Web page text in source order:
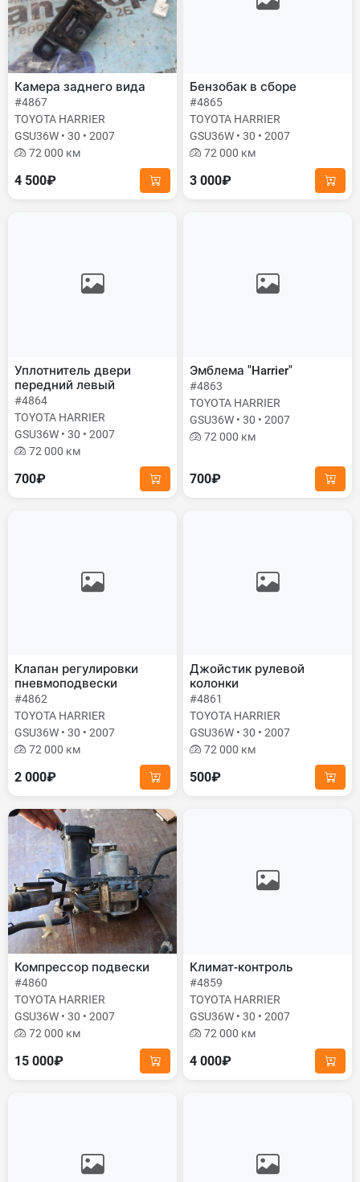
Камера заднего вида
#4867
TOYOTA HARRIER
GSU36W • 30 • 2007
72 000 км
4 500₽
Бензобак в сборе
#4865
TOYOTA HARRIER
GSU36W • 30 • 2007
72 000 км
3 000₽
Уплотнитель двери
передний левый
#4864
TOYOTA HARRIER
GSU36W • 30 • 2007
72 000 км
700₽
Эмблема "Harrier"
#4863
TOYOTA HARRIER
GSU36W • 30 • 2007
72 000 км
700₽
Клапан регулировки
пневмоподвески
#4862
TOYOTA HARRIER
GSU36W • 30 • 2007
72 000 км
2 000₽
Джойстик рулевой
колонки
#4861
TOYOTA HARRIER
GSU36W • 30 • 2007
72 000 км
500₽
Компрессор подвески
#4860
TOYOTA HARRIER
GSU36W • 30 • 2007
72 000 км
15 000₽
Климат-контроль
#4859
TOYOTA HARRIER
GSU36W • 30 • 2007
72 000 км
4 000₽